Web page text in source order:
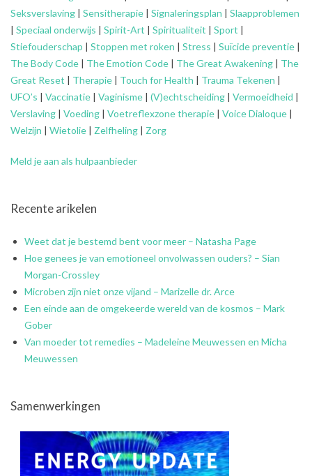
Seksverslaving | Sensitherapie | Signaleringsplan | Slaapproblemen
| Speciaal onderwijs | Spirit-Art | Spiritualiteit | Sport |
Stiefouderschap | Stoppen met roken | Stress | Suïcide preventie |
The Body Code | The Emotion Code | The Great Awakening | The
Great Reset | Therapie | Touch for Health | Trauma Tekenen |
UFO’s | Vaccinatie | Vaginisme | (V)echtscheiding | Vermoeidheid |
Verslaving | Voeding | Voetreflexzone therapie | Voice Dialoque |
Welzijn | Wietolie | Zelfheling | Zorg
Meld je aan als hulpaanbieder
Recente arikelen
Weet dat je bestemd bent voor meer – Natasha Page
Hoe genees je van emotioneel onvolwassen ouders? – Sian
Morgan-Crossley
Microben zijn niet onze vijand – Marizelle dr. Arce
Een einde aan de omgekeerde wereld van de kosmos – Mark
Gober
Van moeder tot remedies – Madeleine Meuwessen en Micha
Meuwessen
Samenwerkingen